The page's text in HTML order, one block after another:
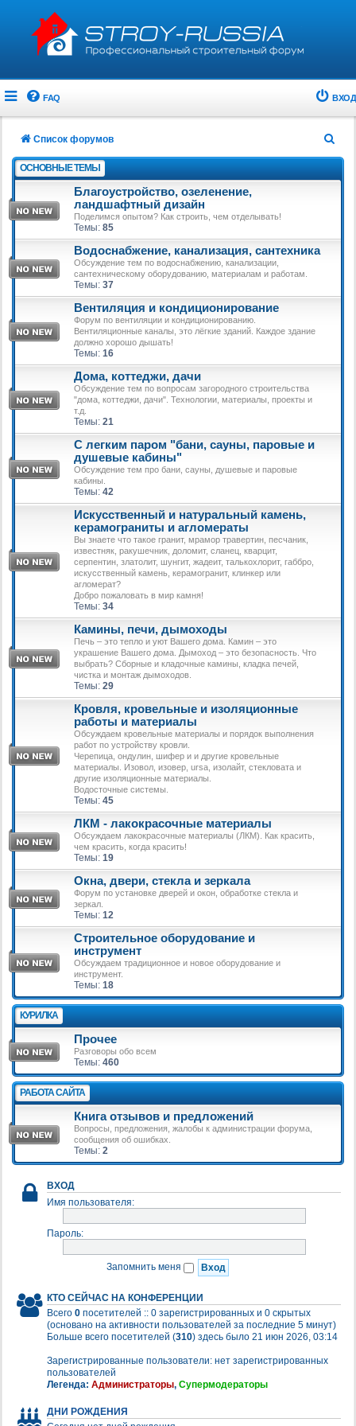
FAQ ВХОД
Список форумов
о
и
ОСНОВНЫЕ ТЕМЫ
Благоустройство, озеленение,
ландшафтный дизайн
Поделимся опытом? Как строить, чем отделывать!
Темы: 85
Водоснабжение, канализация, сантехника
Обсуждение тем по водоснабжению, канализации,
сантехническому оборудованию, материалам и работам.
Темы: 37
Вентиляция и кондиционирование
Форум по вентиляции и кондиционированию.
Вентиляционные каналы, это лёгкие зданий. Каждое здание
должно хорошо дышать!
Темы: 16
Дома, коттеджи, дачи
Обсуждение тем по вопросам загородного строительства
"дома, коттеджи, дачи". Технологии, материалы, проекты и
т.д.
Темы: 21
С легким паром "бани, сауны, паровые и
душевые кабины"
Обсуждение тем про бани, сауны, душевые и паровые
кабины.
Темы: 42
Искусственный и натуральный камень,
керамограниты и агломераты
Вы знаете что такое гранит, мрамор травертин, песчаник,
известняк, ракушечник, доломит, сланец, кварцит,
серпентин, златолит, шунгит, жадеит, талькохлорит, габбро,
искусственный камень, керамогранит, клинкер или
агломерат?
Добро пожаловать в мир камня!
Темы: 34
Камины, печи, дымоходы
Печь – это тепло и уют Вашего дома. Камин – это
украшение Вашего дома. Дымоход – это безопасность. Что
выбрать? Сборные и кладочные камины, кладка печей,
чистка и монтаж дымоходов.
Темы: 29
Кровля, кровельные и изоляционные
работы и материалы
Обсуждаем кровельные материалы и порядок выполнения
работ по устройству кровли.
Черепица, ондулин, шифер и и другие кровельные
материалы. Изовол, изовер, ursa, изолайт, стекловата и
другие изоляционные материалы.
Водосточные системы.
Темы: 45
ЛКМ - лакокрасочные материалы
Обсуждаем лакокрасочные материалы (ЛКМ). Как красить,
чем красить, когда красить!
Темы: 19
Окна, двери, стекла и зеркала
Форум по установке дверей и окон, обработке стекла и
зеркал.
Темы: 12
Строительное оборудование и
инструмент
Обсуждаем традиционное и новое оборудование и
инструмент.
Темы: 18
КУРИЛКА
Прочее
Разговоры обо всем
Темы: 460
РАБОТА САЙТА
Книга отзывов и предложений
Вопросы, предложения, жалобы к администрации форума,
сообщения об ошибках.
Темы: 2
ВХОД
Имя пользователя:
Пароль:
Запомнить меня
КТО СЕЙЧАС НА КОНФЕРЕНЦИИ
Всего 0 посетителей :: 0 зарегистрированных и 0 скрытых
(основано на активности пользователей за последние 5 минут)
Больше всего посетителей (310) здесь было 21 июн 2026, 03:14
Зарегистрированные пользователи: нет зарегистрированных
пользователей
Легенда: Администраторы, Супермодераторы
ДНИ РОЖДЕНИЯ